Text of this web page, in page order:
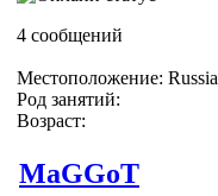
4 сообщений
Местоположение: Russia
Род занятий:
Возраст:
MaGGoT